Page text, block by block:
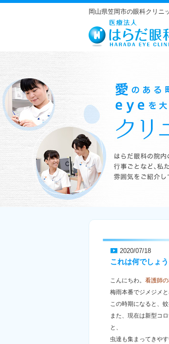
岡山県笠岡市の眼科クリニ
2020/07/18
これは何でしょう
こんにちわ。 看護師
梅雨本番でジメジメ
この時期になると、
また、現在は新型コ
と、
虫達も集まってきや